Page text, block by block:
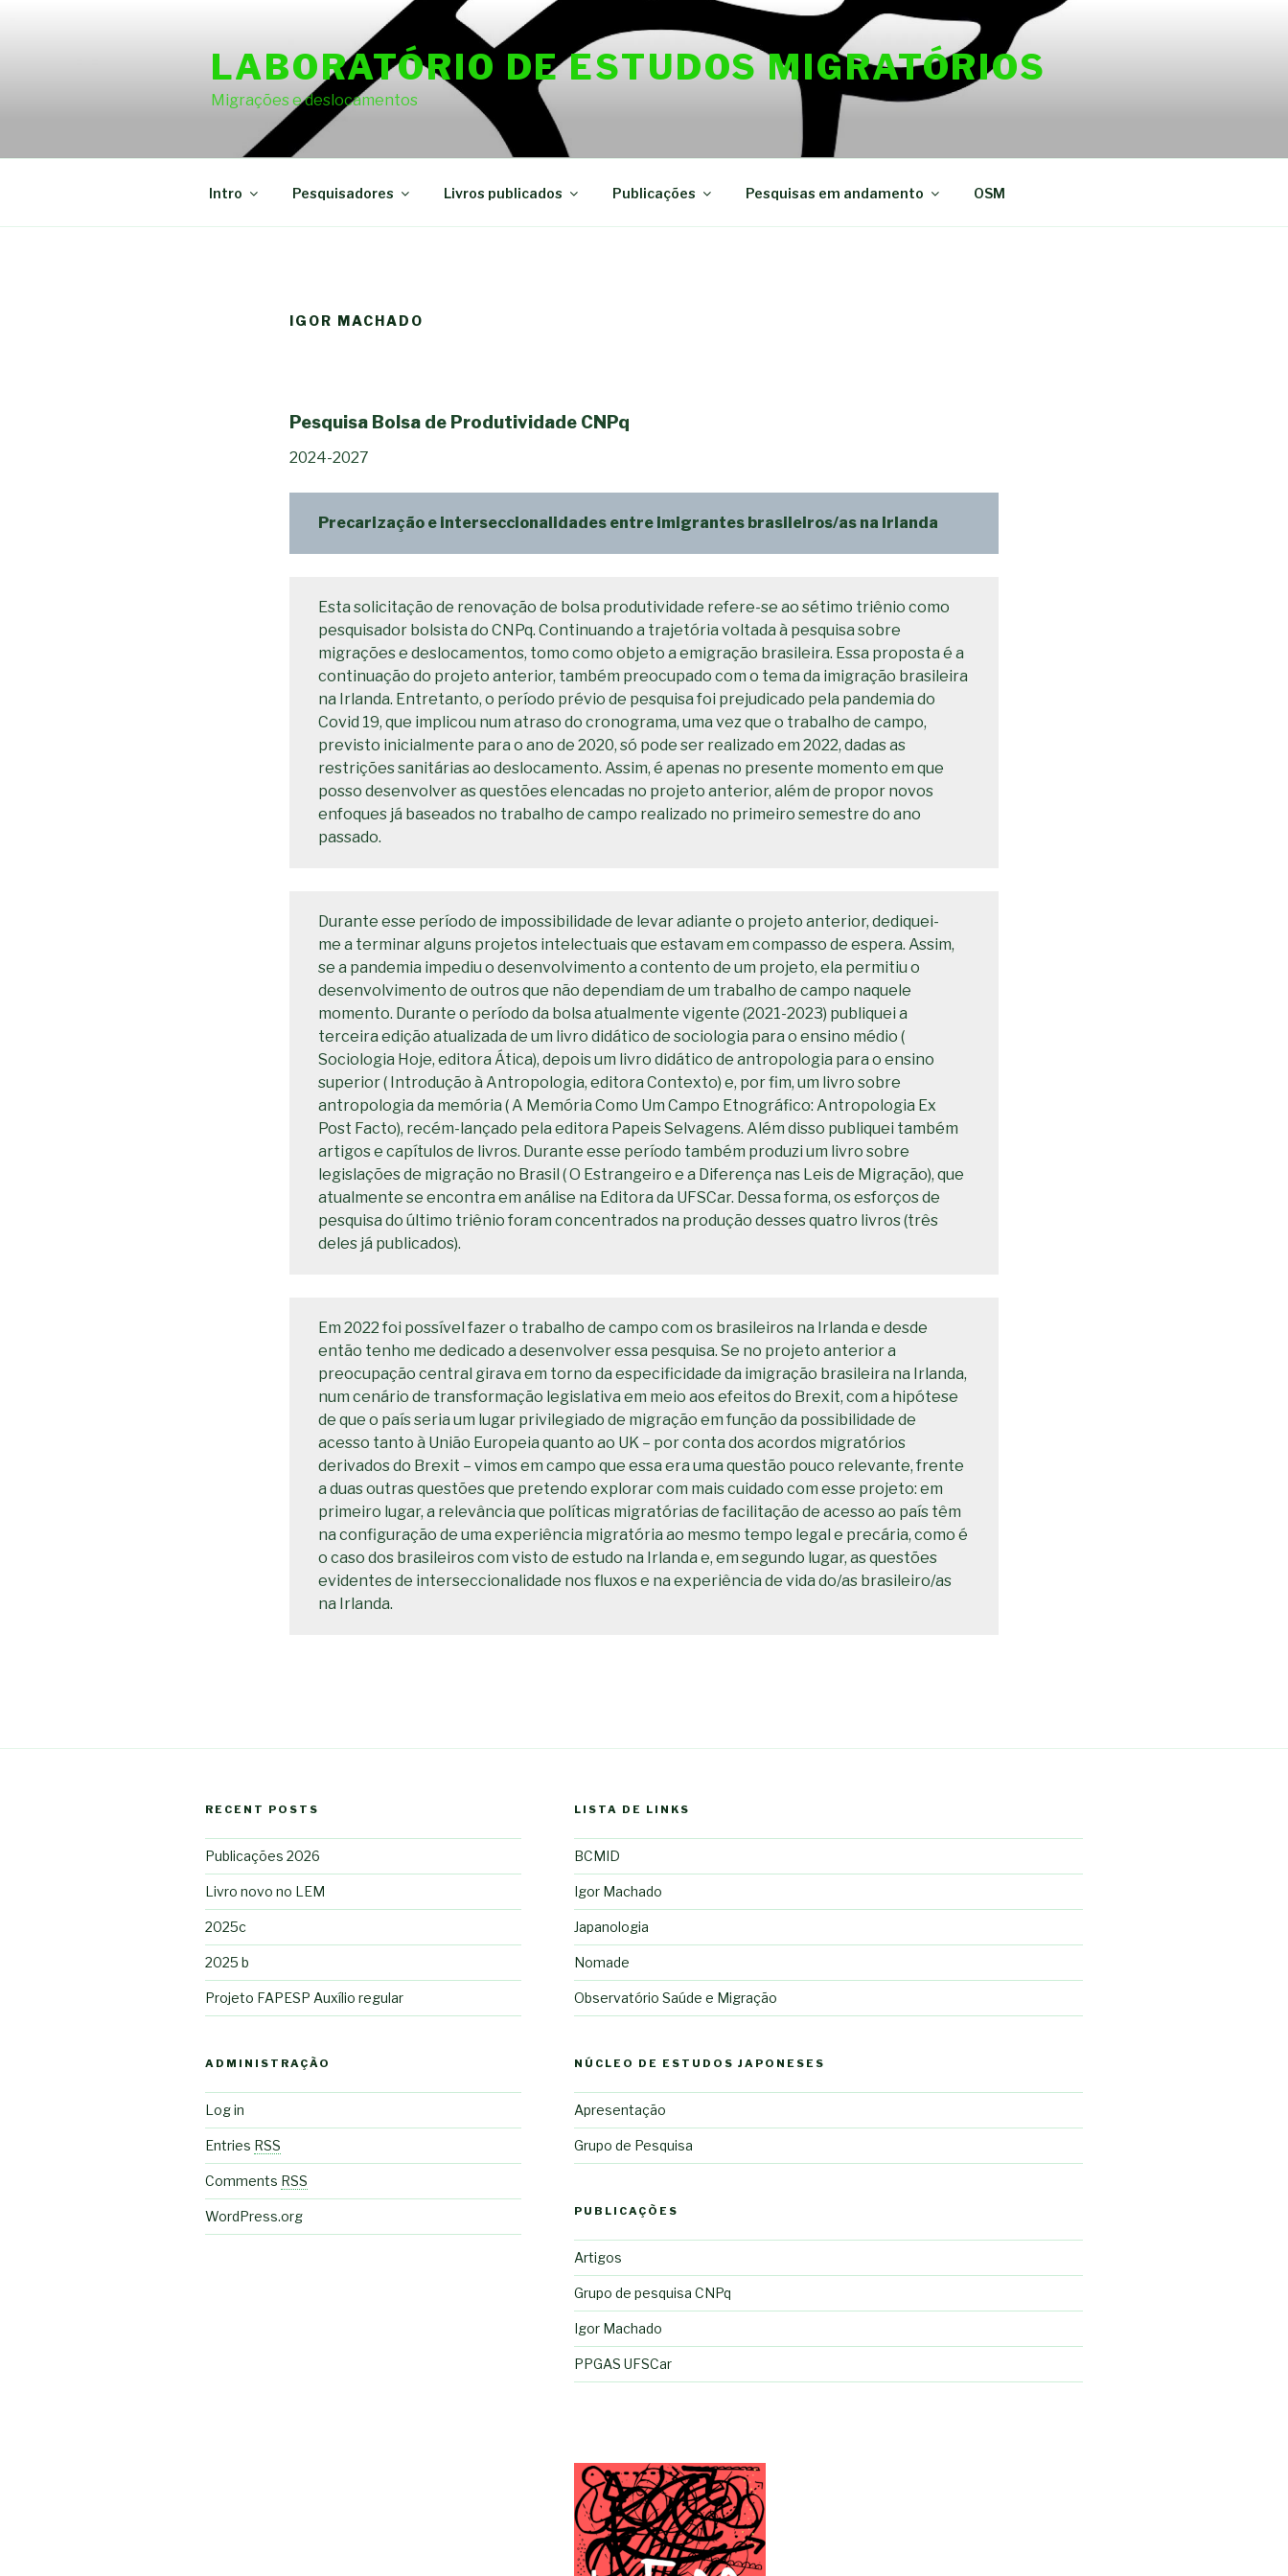
LABORATÓRIO DE ESTUDOS MIGRATÓRIOS
Migrações e deslocamentos
Intro Pesquisadores Livros publicados Publicações Pesquisas em andamento OSM
IGOR MACHADO
Pesquisa Bolsa de Produtividade CNPq
2024-2027
Precarização e interseccionalidades entre imigrantes brasileiros/as na Irlanda
Esta solicitação de renovação de bolsa produtividade refere-se ao sétimo triênio como
pesquisador bolsista do CNPq. Continuando a trajetória voltada à pesquisa sobre
migrações e deslocamentos, tomo como objeto a emigração brasileira. Essa proposta é a
continuação do projeto anterior, também preocupado com o tema da imigração brasileira
na Irlanda. Entretanto, o período prévio de pesquisa foi prejudicado pela pandemia do
Covid 19, que implicou num atraso do cronograma, uma vez que o trabalho de campo,
previsto inicialmente para o ano de 2020, só pode ser realizado em 2022, dadas as
restrições sanitárias ao deslocamento. Assim, é apenas no presente momento em que
posso desenvolver as questões elencadas no projeto anterior, além de propor novos
enfoques já baseados no trabalho de campo realizado no primeiro semestre do ano
passado.
Durante esse período de impossibilidade de levar adiante o projeto anterior, dediquei-
me a terminar alguns projetos intelectuais que estavam em compasso de espera. Assim,
se a pandemia impediu o desenvolvimento a contento de um projeto, ela permitiu o
desenvolvimento de outros que não dependiam de um trabalho de campo naquele
momento. Durante o período da bolsa atualmente vigente (2021-2023) publiquei a
terceira edição atualizada de um livro didático de sociologia para o ensino médio (
Sociologia Hoje, editora Ática), depois um livro didático de antropologia para o ensino
superior ( Introdução à Antropologia, editora Contexto) e, por fim, um livro sobre
antropologia da memória ( A Memória Como Um Campo Etnográfico: Antropologia Ex
Post Facto), recém-lançado pela editora Papeis Selvagens. Além disso publiquei também
artigos e capítulos de livros. Durante esse período também produzi um livro sobre
legislações de migração no Brasil ( O Estrangeiro e a Diferença nas Leis de Migração), que
atualmente se encontra em análise na Editora da UFSCar. Dessa forma, os esforços de
pesquisa do último triênio foram concentrados na produção desses quatro livros (três
deles já publicados).
Em 2022 foi possível fazer o trabalho de campo com os brasileiros na Irlanda e desde
então tenho me dedicado a desenvolver essa pesquisa. Se no projeto anterior a
preocupação central girava em torno da especificidade da imigração brasileira na Irlanda,
num cenário de transformação legislativa em meio aos efeitos do Brexit, com a hipótese
de que o país seria um lugar privilegiado de migração em função da possibilidade de
acesso tanto à União Europeia quanto ao UK – por conta dos acordos migratórios
derivados do Brexit – vimos em campo que essa era uma questão pouco relevante, frente
a duas outras questões que pretendo explorar com mais cuidado com esse projeto: em
primeiro lugar, a relevância que políticas migratórias de facilitação de acesso ao país têm
na configuração de uma experiência migratória ao mesmo tempo legal e precária, como é
o caso dos brasileiros com visto de estudo na Irlanda e, em segundo lugar, as questões
evidentes de interseccionalidade nos fluxos e na experiência de vida do/as brasileiro/as
na Irlanda.
RECENT POSTS
Publicações 2026
Livro novo no LEM
2025c
2025 b
Projeto FAPESP Auxílio regular
ADMINISTRAÇÃO
Log in
Entries RSS
Comments RSS
WordPress.org
LISTA DE LINKS
BCMID
Igor Machado
Japanologia
Nomade
Observatório Saúde e Migração
NÚCLEO DE ESTUDOS JAPONESES
Apresentação
Grupo de Pesquisa
PUBLICAÇÕES
Artigos
Grupo de pesquisa CNPq
Igor Machado
PPGAS UFSCar